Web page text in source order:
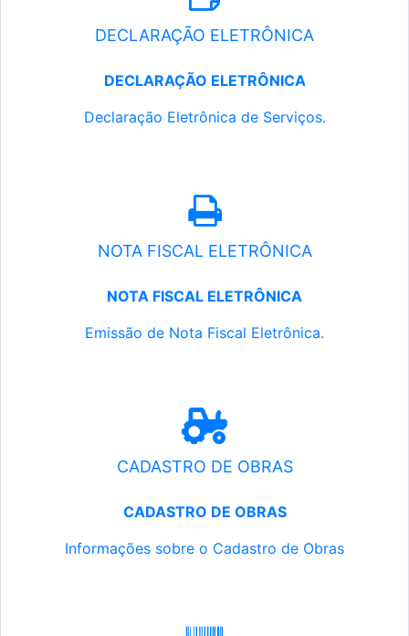
DECLARAÇÃO ELETRÔNICA
DECLARAÇÃO ELETRÔNICA
Declaração Eletrônica de Serviços.
NOTA FISCAL ELETRÔNICA
NOTA FISCAL ELETRÔNICA
Emissão de Nota Fiscal Eletrônica.
CADASTRO DE OBRAS
CADASTRO DE OBRAS
Informações sobre o Cadastro de Obras